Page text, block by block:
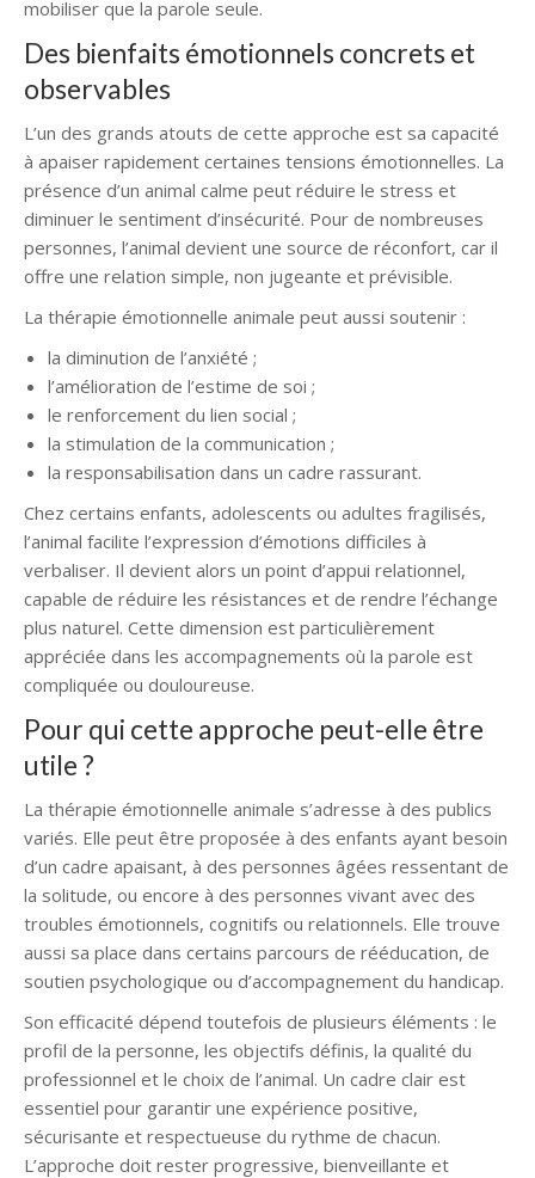
mobiliser que la parole seule.
Des bienfaits émotionnels concrets et
observables
L’un des grands atouts de cette approche est sa capacité
à apaiser rapidement certaines tensions émotionnelles. La
présence d’un animal calme peut réduire le stress et
diminuer le sentiment d’insécurité. Pour de nombreuses
personnes, l’animal devient une source de réconfort, car il
offre une relation simple, non jugeante et prévisible.
La thérapie émotionnelle animale peut aussi soutenir :
la diminution de l’anxiété ;
l’amélioration de l’estime de soi ;
le renforcement du lien social ;
la stimulation de la communication ;
la responsabilisation dans un cadre rassurant.
Chez certains enfants, adolescents ou adultes fragilisés,
l’animal facilite l’expression d’émotions difficiles à
verbaliser. Il devient alors un point d’appui relationnel,
capable de réduire les résistances et de rendre l’échange
plus naturel. Cette dimension est particulièrement
appréciée dans les accompagnements où la parole est
compliquée ou douloureuse.
Pour qui cette approche peut-elle être
utile ?
La thérapie émotionnelle animale s’adresse à des publics
variés. Elle peut être proposée à des enfants ayant besoin
d’un cadre apaisant, à des personnes âgées ressentant de
la solitude, ou encore à des personnes vivant avec des
troubles émotionnels, cognitifs ou relationnels. Elle trouve
aussi sa place dans certains parcours de rééducation, de
soutien psychologique ou d’accompagnement du handicap.
Son efficacité dépend toutefois de plusieurs éléments : le
profil de la personne, les objectifs définis, la qualité du
professionnel et le choix de l’animal. Un cadre clair est
essentiel pour garantir une expérience positive,
sécurisante et respectueuse du rythme de chacun.
L’approche doit rester progressive, bienveillante et